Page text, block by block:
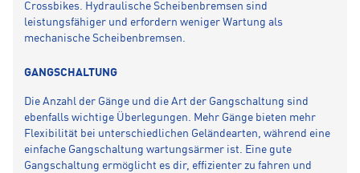
Crossbikes. Hydraulische Scheibenbremsen sind
leistungsfähiger und erfordern weniger Wartung als
mechanische Scheibenbremsen.
GANGSCHALTUNG
Die Anzahl der Gänge und die Art der Gangschaltung sind
ebenfalls wichtige Überlegungen. Mehr Gänge bieten mehr
Flexibilität bei unterschiedlichen Geländearten, während eine
einfache Gangschaltung wartungsärmer ist. Eine gute
Gangschaltung ermöglicht es dir, effizienter zu fahren und